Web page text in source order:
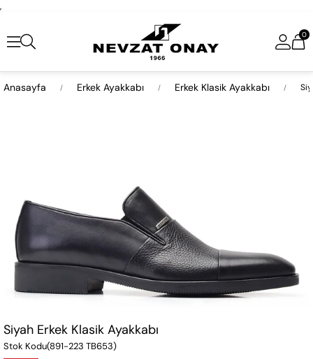
,
0
Anasayfa Erkek Ayakkabı Erkek Klasik Ayakkabı
Siyah Erkek Klasik Ayakkabı
Stok Kodu(891-223 TB653)